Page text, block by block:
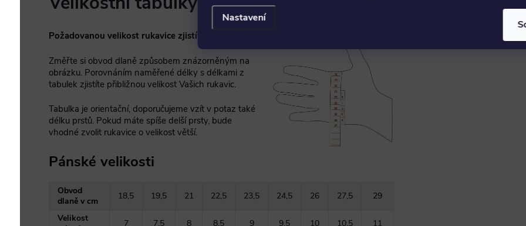
Nastavení
Požadovanou velikost rukavice zjistíte takto:
Změřte si obvod dlaně způsobem znázorněným na
obrázku. Porovnáním naměřené délky s délkami z
tabulek zjistíte přibližnou velikost Vašich rukavic.
Tabulka je orientační, doporučujeme vzít v potaz také
délku prstů. Pokud máte spíše delší prsty, bude
vhodné zvolit rukavice o velikost větší.
Pánské velikosti
Obvod
dlaně v cm
18,5 19,5 21 22,5 23,5 24,5 26 27,5
29
Velikost
7 7,5 8 8,5 9 9,5 10 10,5
11